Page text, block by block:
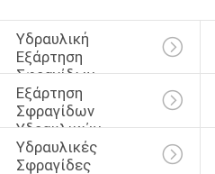
Υδραυλική
Εξάρτηση
Σφραγίδων
Κυλίνδρων
Εξάρτηση
Σφραγίδων
Υδραυλικών
Αντλιών
Υδραυλικές
Σφραγίδες